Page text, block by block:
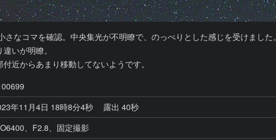
なコマを確認。中央集光が不明瞭で、のっぺりとした感じを受けました。
いが明瞭。
近からあまり移動してないようです。
年11月4日 18時8分4秒
露出 40秒
、F2.8、固定撮影